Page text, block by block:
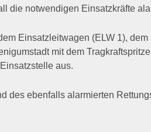
die notwendigen Einsatzkräfte
Einsatzleitwagen (ELW 1),
mit dem
aus.
des ebenfalls alarmierten